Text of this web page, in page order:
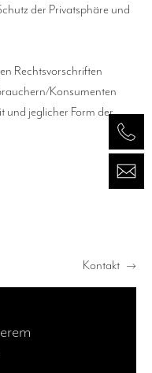
der Privatsphäre und
Rechtsvorschriften
Konsumenten
und jeglicher Form der
Kontakt —›